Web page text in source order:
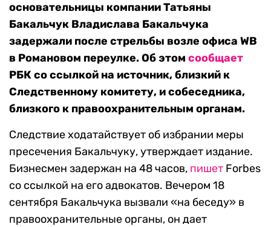
основательницы компании Татьяны
Бакальчук Владислава Бакальчука
задержали после стрельбы возле офиса WB
в Романовом переулке. Об этом сообщает
РБК со ссылкой на источник, близкий к
Следственному комитету, и собеседника,
близкого к правоохранительным органам.
Следствие ходатайствует об избрании меры
пресечения Бакальчуку, утверждает издание.
Бизнесмен задержан на 48 часов, пишет Forbes
со ссылкой на его адвокатов. Вечером 18
сентября Бакальчука вызвали «на беседу» в
правоохранительные органы, он дает